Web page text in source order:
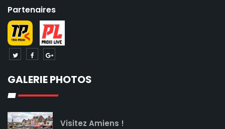
Partenaires
GALERIE PHOTOS
Visitez Amiens !